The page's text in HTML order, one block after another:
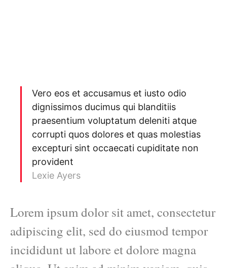
Vero eos et accusamus et iusto odio
dignissimos ducimus qui blanditiis
praesentium voluptatum deleniti atque
corrupti quos dolores et quas molestias
excepturi sint occaecati cupiditate non
provident
Lexie Ayers
Lorem ipsum dolor sit amet, consectetur
adipiscing elit, sed do eiusmod tempor
incididunt ut labore et dolore magna